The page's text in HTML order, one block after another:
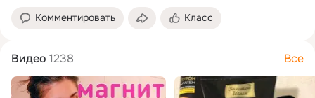
Комментировать Класс
Видео 1238 Все